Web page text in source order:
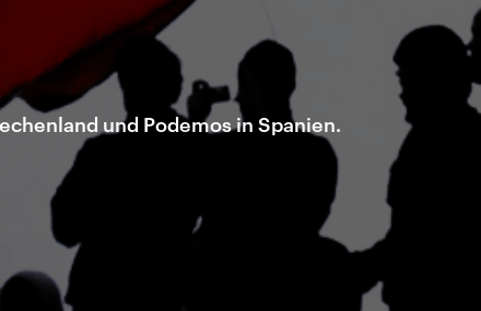
und Podemos in Spanien.